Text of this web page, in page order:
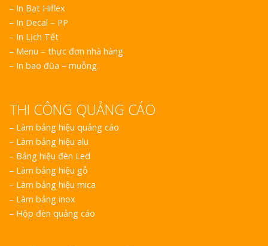
– In Bạt Hiflex
– In Decal – PP
– In Lịch Tết
– Menu – thực đơn nhà hàng
– In bao đũa – muỗng.
THI CÔNG QUẢNG CÁO
– Làm bảng hiệu quảng cáo
– Làm bảng hiệu alu
– Bảng hiệu đèn Led
– Làm bảng hiệu gỗ
– Làm bảng hiệu mica
– Làm bảng inox
– Hộp đèn quảng cáo